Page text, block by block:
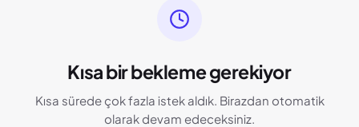
Kısa bir bekleme gerekiyor
Kısa sürede çok fazla istek aldık. Birazdan otomatik
olarak devam edeceksiniz.